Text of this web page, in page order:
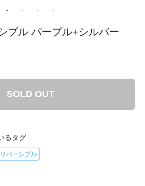
ブル パープル+シルバー
SOLD OUT
るタグ
バーシブル